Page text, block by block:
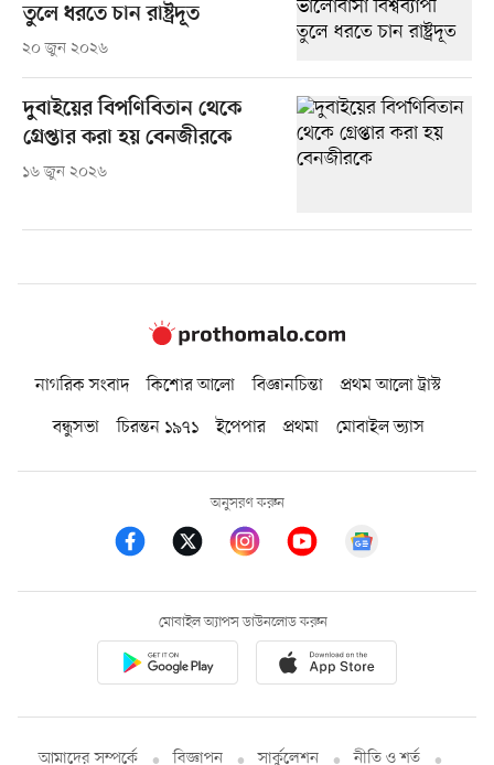
তুলে ধরতে চান রাষ্ট্রদূত
২০ জুন ২০২৬
দুবাইয়ের বিপণিবিতান থেকে
গ্রেপ্তার করা হয় বেনজীরকে
১৬ জুন ২০২৬
নাগরিক সংবাদ কিশোর আলো বিজ্ঞানচিন্তা
প্রথম আলো ট্রাস্ট
বন্ধুসভা
চিরন্তন ১৯৭১ ইপেপার প্রথমা মোবাইল ভ্যাস
অনুসরণ করুন
মোবাইল অ্যাপস ডাউনলোড করুন
আমাদের সম্পর্কে বিজ্ঞাপন সার্কুলেশন নীতি ও শর্ত